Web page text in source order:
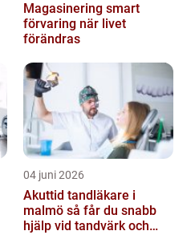
Magasinering smart
förvaring när livet
förändras
04 juni 2026
Akuttid tandläkare i
malmö så får du snabb
hjälp vid tandvärk och